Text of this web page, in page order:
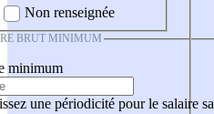
Non renseignée
BRUT MINIMUM
minimum
une périodicité pour le salaire